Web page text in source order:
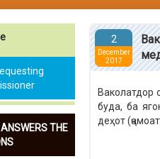
THE
2
December
2017
Ваколатдор
буда, ба
деҳот